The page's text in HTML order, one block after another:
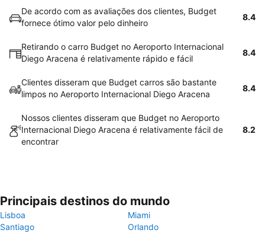
De acordo com as avaliações dos clientes, Budget
fornece ótimo valor pelo dinheiro
8.4
Retirando o carro Budget no Aeroporto Internacional
Diego Aracena é relativamente rápido e fácil
8.4
Clientes disseram que Budget carros são bastante
limpos no Aeroporto Internacional Diego Aracena
8.4
Nossos clientes disseram que Budget no Aeroporto
Internacional Diego Aracena é relativamente fácil de
encontrar
8.2
Principais destinos do mundo
Lisboa
Miami
Santiago
Orlando